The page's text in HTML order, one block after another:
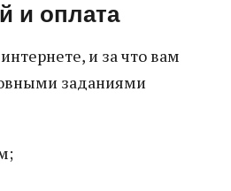
и оплата
и за что вам
заданиями